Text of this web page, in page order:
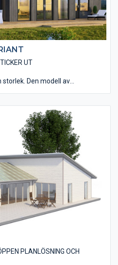
UT
storlek. Den modell av
andas den moderna känslan.
att huset rymmer allt man kan
en öppen anslutning till kök och
som leder ut till altanen. Välj
i vardagsrummet (ryggåstak)
i rummet. Huset har tre väl
en separat toalett.
PLANLÖSNING OCH